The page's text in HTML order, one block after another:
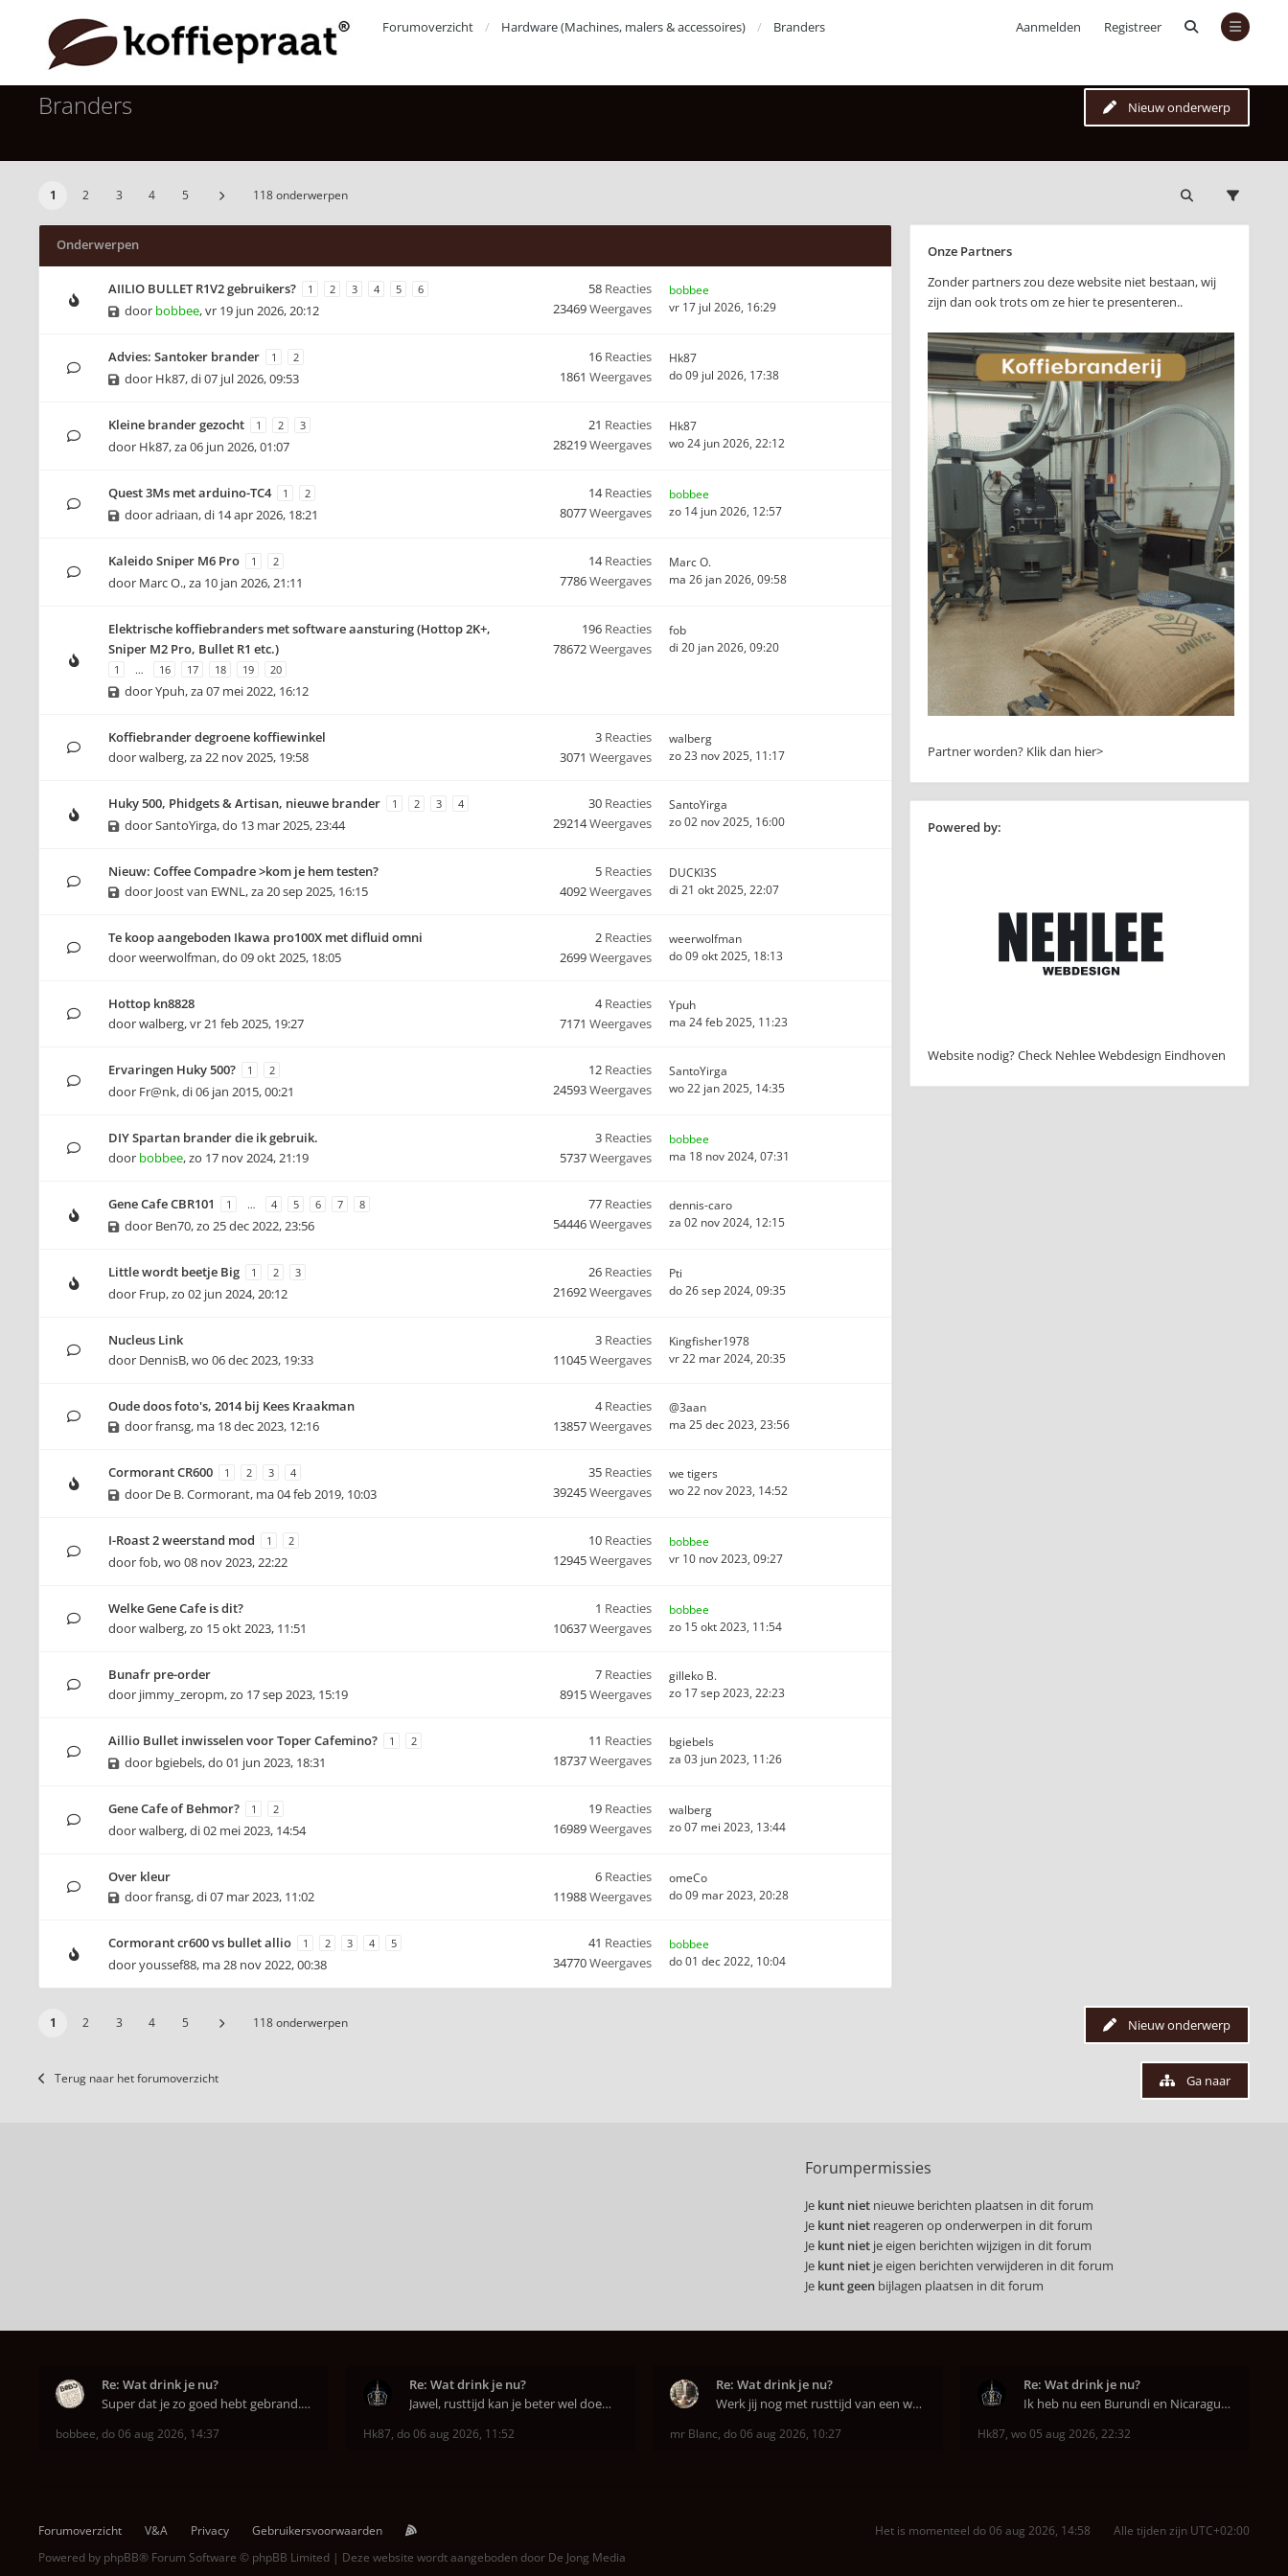
Aanmelden Registreer
Forumoverzicht Hardware (Machines, malers & accessoires) Branders
Branders Nieuw onderwerp
1 2 3 4 5 118 onderwerpen
Onderwerpen
AIILIO BULLET R1V2 gebruikers? 1 2 3 4 5 6
door bobbee,vr 19 jun 2026, 20:12
58 Reacties
23469Weergaves
bobbee
vr 17 jul 2026, 16:29
Advies: Santoker brander 1 2
door Hk87,di 07 jul 2026, 09:53
16 Reacties
1861 Weergaves
Hk87
do 09 jul 2026, 17:38
Kleine brander gezocht 1 2 3
door Hk87,za 06 jun 2026, 01:07
21 Reacties
28219Weergaves
Hk87
wo 24 jun 2026, 22:12
Quest 3Ms met arduino-TC4 1 2
dooradriaan,di 14 apr 2026, 18:21
14Reacties
8077Weergaves
bobbee
zo 14 jun 2026, 12:57
Kaleido Sniper M6 Pro 1 2
door Marc O.,za 10 jan 2026, 21:11
14Reacties
7786Weergaves
Marc O.
ma 26 jan 2026, 09:58
Elektrische koffiebranders met software aansturing (Hottop 2K+,
Sniper M2 Pro, Bullet R1 etc.)
1 … 16 17 18 19 20
doorYpuh,za 07 mei 2022, 16:12
196 Reacties
78672Weergaves
fob
di 20 jan 2026, 09:20
Koffiebrander degroene koffiewinkel
doorwalberg,za 22 nov 2025, 19:58
3 Reacties
3071 Weergaves
walberg
zo 23 nov 2025, 11:17
Huky 500, Phidgets & Artisan, nieuwe brander 1 2 3 4
doorSantoYirga,do 13 mar 2025, 23:44
30 Reacties
29214Weergaves
SantoYirga
zo 02 nov 2025, 16:00
Nieuw: Coffee Compadre >kom je hem testen?
door Joost van EWNL,za 20 sep 2025, 16:15
5 Reacties
4092Weergaves
DUCKI3S
di 21 okt 2025, 22:07
Te koop aangeboden Ikawa pro100X met difluid omni
doorweerwolfman,do 09 okt 2025, 18:05
2 Reacties
2699Weergaves
weerwolfman
do 09 okt 2025, 18:13
Hottop kn8828
doorwalberg,vr 21 feb 2025, 19:27
4Reacties
7171 Weergaves
Ypuh
ma 24 feb 2025, 11:23
Ervaringen Huky 500? 1 2
door Fr@nk,di 06 jan 2015, 00:21
12 Reacties
24593Weergaves
SantoYirga
wo 22 jan 2025, 14:35
DIY Spartan brander die ik gebruik.
door bobbee,zo 17 nov 2024, 21:19
3 Reacties
5737Weergaves
bobbee
ma 18 nov 2024, 07:31
Gene Cafe CBR101 1 … 4 5 6 7 8
door Ben70,zo 25 dec 2022, 23:56
77 Reacties
54446Weergaves
dennis-caro
za 02 nov 2024, 12:15
Little wordt beetje Big 1 2 3
door Frup,zo 02 jun 2024, 20:12
26 Reacties
21692Weergaves
Pti
do 26 sep 2024, 09:35
Nucleus Link
door DennisB,wo 06 dec 2023, 19:33
3 Reacties
11045Weergaves
Kingfisher1978
vr 22 mar 2024, 20:35
Oude doos foto's, 2014 bij Kees Kraakman
doorfransg, ma 18 dec 2023, 12:16
4Reacties
13857Weergaves
@3aan
ma 25 dec 2023, 23:56
Cormorant CR600 1 2 3 4
door De B. Cormorant, ma 04 feb 2019, 10:03
35 Reacties
39245Weergaves
we tigers
wo 22 nov 2023, 14:52
I-Roast 2 weerstand mod 1 2
doorfob,wo 08 nov 2023, 22:22
10 Reacties
12945Weergaves
bobbee
vr 10 nov 2023, 09:27
Welke Gene Cafe is dit?
doorwalberg,zo 15 okt 2023, 11:51
1 Reacties
10637Weergaves
bobbee
zo 15 okt 2023, 11:54
Bunafr pre-order
door jimmy_zeropm,zo 17 sep 2023, 15:19
7 Reacties
8915Weergaves
gilleko B.
zo 17 sep 2023, 22:23
Aillio Bullet inwisselen voor Toper Cafemino? 1 2
door bgiebels,do 01 jun 2023, 18:31
11 Reacties
18737Weergaves
bgiebels
za 03 jun 2023, 11:26
Gene Cafe of Behmor? 1 2
doorwalberg,di 02 mei 2023, 14:54
19 Reacties
16989Weergaves
walberg
zo 07 mei 2023, 13:44
Over kleur
doorfransg,di 07 mar 2023, 11:02
6 Reacties
11988Weergaves
omeCo
do 09 mar 2023, 20:28
Cormorant cr600 vs bullet allio 1 2 3 4 5
dooryoussef88, ma 28 nov 2022, 00:38
41 Reacties
34770Weergaves
bobbee
do 01 dec 2022, 10:04
Onze Partners
Zonder partners zou deze website niet bestaan, wij
zijn dan ook trots om ze hier te presenteren..
Partner worden? Klik dan hier>
Powered by:
Website nodig? Check Nehlee Webdesign Eindhoven
Nieuw onderwerp
1 2 3 4 5 118 onderwerpen
Terug naar het forumoverzicht Ga naar
Forumpermissies
Je kunt niet nieuwe berichten plaatsen in dit forum
Je kunt niet reageren op onderwerpen in dit forum
Je kunt niet je eigen berichten wijzigen in dit forum
Je kunt niet je eigen berichten verwijderen in dit forum
Je kunt geen bijlagen plaatsen in dit forum
Re: Wat drink je nu?
Super dat je zo goed hebt gebrand. Gefeliciteerd!
bobbee, do 06 aug 2026, 14:37
Re: Wat drink je nu?
Jawel, rusttijd kan je beter wel doen anders smaa
Hk87, do 06 aug 2026, 11:52
Re: Wat drink je nu?
Werk jij nog met rusttijd van een week of niet e
mr Blanc, do 06 aug 2026, 10:27
Re: Wat drink je nu?
Ik heb nu een Burundi en Nicaragua van het hoofdkw
Hk87, wo 05 aug 2026, 22:32
Forumoverzicht V&A Privacy Gebruikersvoorwaarden Alle tijden zijn UTC+02:00
Het is momenteel do 06 aug 2026, 14:58
Powered by phpBB® Forum Software © phpBB Limited | Deze website wordt aangeboden door De Jong Media